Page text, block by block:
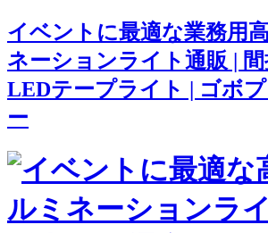
イベントに最適な業務用
ネーションライト通販 |
LEDテープライト | ゴボ
ー